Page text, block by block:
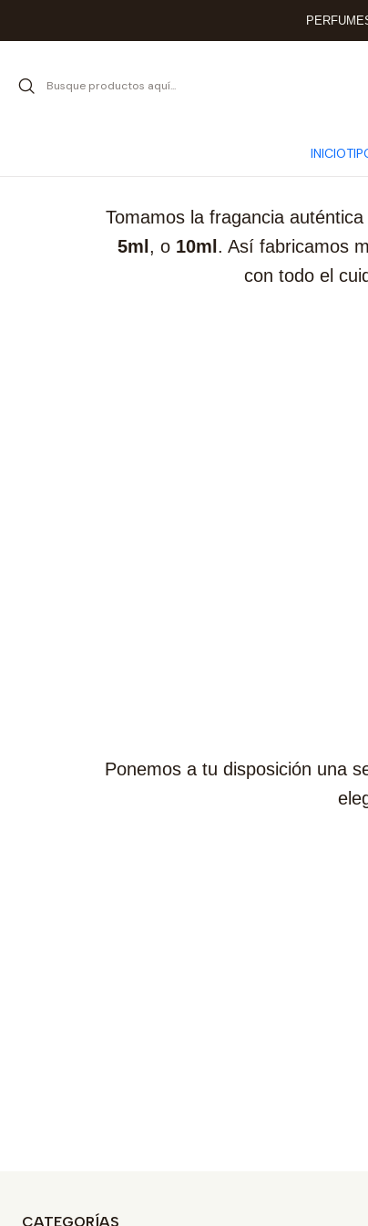
INICIO
Tomamos la fragancia
5ml , o 10ml . Así fabricamos
con todo el
Ponemos a tu disposición una
CATEGORÍAS